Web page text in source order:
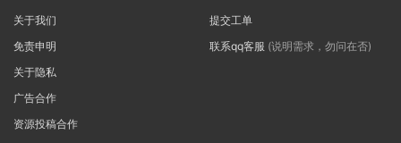
关于我们
免责申明
关于隐私
广告合作
资源投稿合作
提交工单
联系qq客服 (说明需求，勿问在否)